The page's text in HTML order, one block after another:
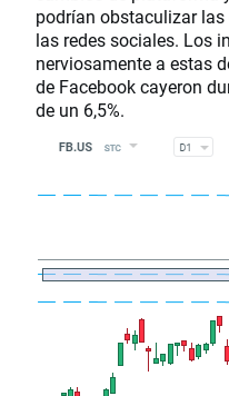
podrían obstaculizar
las redes sociales. Los
nerviosamente a estas
de Facebook cayeron
de un 6,5%.